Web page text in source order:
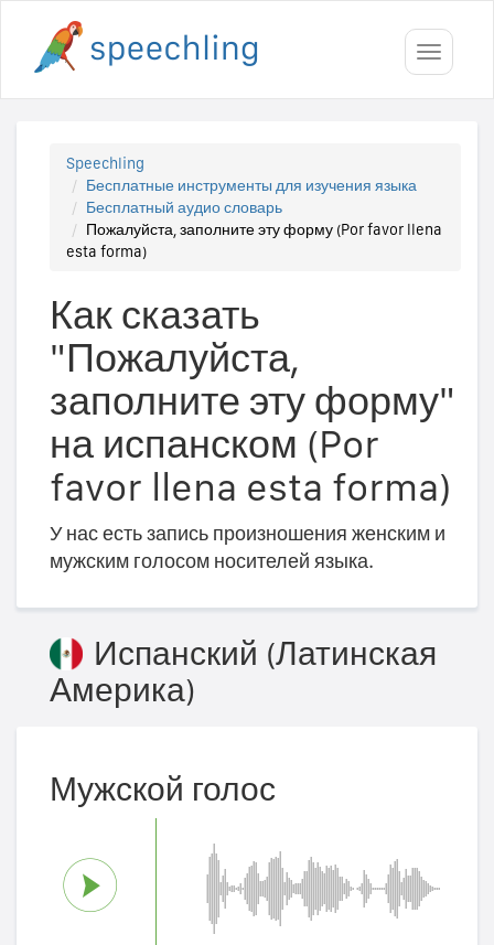
Toggle
Speechling
Бесплатные инструменты для изучения языка
Бесплатный аудио словарь
Пожалуйста, заполните эту форму (Por favor llena
esta forma)
Как сказать
"Пожалуйста,
заполните эту форму"
на испанском (Por
favor llena esta forma)
У нас есть запись произношения женским и
мужским голосом носителей языка.
Испанский (Латинская
Америка)
Мужской голос